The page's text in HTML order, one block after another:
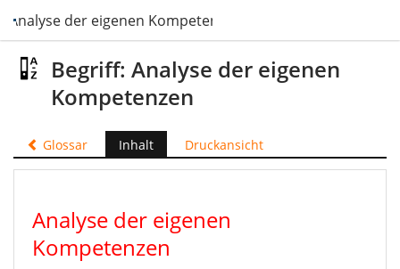
Analyse der eigenen Kompetenzen
Begriff: Analyse der eigenen
Kompetenzen
Glossar Inhalt Druckansicht
Analyse der eigenen
Kompetenzen